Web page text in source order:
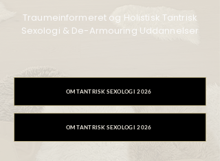
Traumeinformeret og Holistisk Tantrisk
Sexologi & De-Armouring Uddannelser
OM TANTRISK SEXOLOGI 2026
OM TANTRISK SEXOLOGI 2026